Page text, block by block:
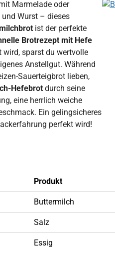
Marmelade oder
Wurst – dieses
ist der perfekte
Brotrezept mit Hefe
wird, sparst du wertvolle
Anstellgut. Während
Sauerteigbrot lieben,
Hefebrot durch seine
eine herrlich weiche
Ein gelingsicheres
perfekt wird!
Produkt
Buttermilch
Salz
Essig